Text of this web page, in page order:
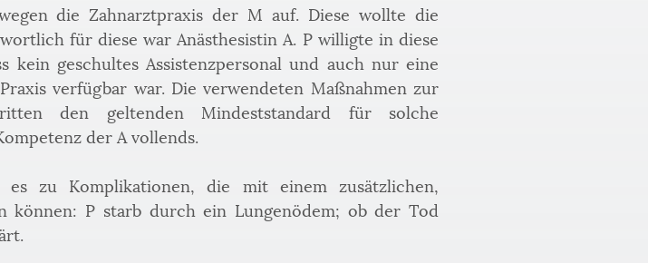
die Zahnarztpraxis der M auf. Diese wollte die
für diese war Anästhesistin A. P willigte in diese
geschultes Assistenzpersonal und auch nur eine
verfügbar war. Die verwendeten Maßnahmen zur
den geltenden Mindeststandard für solche
der A vollends.
zu Komplikationen, die mit einem zusätzlichen,
können: P starb durch ein Lungenödem; ob der Tod